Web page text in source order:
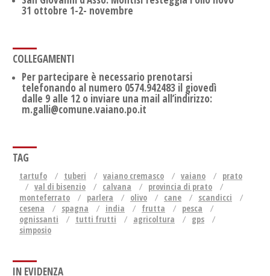
31 ottobre 1-2- novembre
COLLEGAMENTI
Per partecipare è necessario prenotarsi
telefonando al numero 0574.942483 il giovedì
dalle 9 alle 12 o inviare una mail all’indirizzo:
m.galli@comune.vaiano.po.it
TAG
tartufo tuberi vaiano cremasco vaiano
prato
val di bisenzio
calvana
provincia di prato
monteferrato
parlera olivo cane
scandicci
cesena
spagna india frutta
pesca
ognissanti
tutti frutti agricoltura
gps
simposio
IN EVIDENZA